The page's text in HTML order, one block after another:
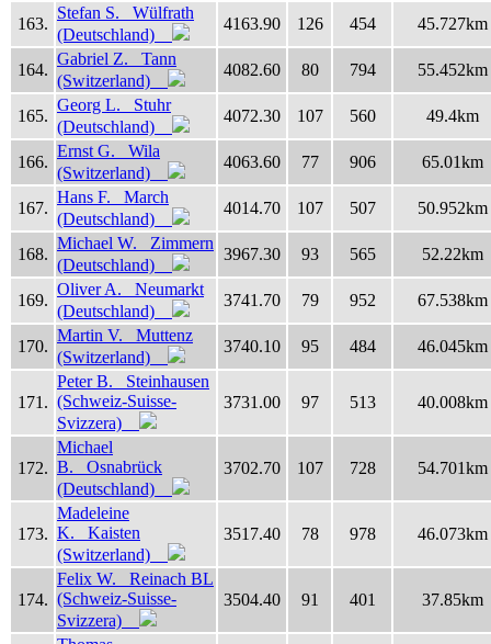
163.
Stefan S. Wülfrath
(Deutschland)
4163.90 126 454 45.727km
164.
Gabriel Z. Tann
(Switzerland)
4082.60 80 794 55.452km
165.
Georg L. Stuhr
(Deutschland)
4072.30 107 560 49.4km
166.
Ernst G. Wila
(Switzerland)
4063.60 77 906 65.01km
167.
Hans F. March
(Deutschland)
4014.70 107 507 50.952km
168.
Michael W. Zimmern
(Deutschland)
3967.30 93 565 52.22km
169.
Oliver A. Neumarkt
(Deutschland)
3741.70 79 952 67.538km
170.
Martin V. Muttenz
(Switzerland)
3740.10 95 484 46.045km
171.
Peter B. Steinhausen
(Schweiz-Suisse-
Svizzera)
3731.00 97 513 40.008km
172.
Michael
B. Osnabrück
(Deutschland)
3702.70 107 728 54.701km
173.
Madeleine
K. Kaisten
(Switzerland)
3517.40 78 978 46.073km
174.
Felix W. Reinach BL
(Schweiz-Suisse-
Svizzera)
3504.40 91 401 37.85km